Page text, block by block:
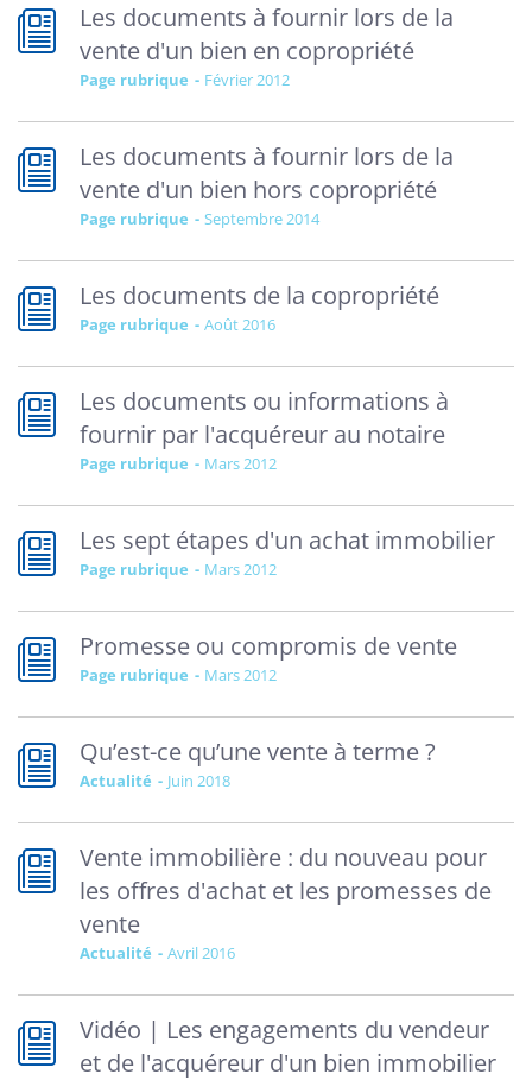
Les documents à fournir lors de la
vente d'un bien en copropriété
Page rubrique février 2012
Les documents à fournir lors de la
vente d'un bien hors copropriété
Page rubrique septembre 2014
Les documents de la copropriété
Page rubrique août 2016
Les documents ou informations à
fournir par l'acquéreur au notaire
Page rubrique mars 2012
Les sept étapes d'un achat immobilier
Page rubrique mars 2012
Promesse ou compromis de vente
Page rubrique mars 2012
Qu’est-ce qu’une vente à terme ?
Actualité juin 2018
Vente immobilière : du nouveau pour
les offres d'achat et les promesses de
vente
Actualité avril 2016
Vidéo | Les engagements du vendeur
et de l'acquéreur d'un bien immobilier